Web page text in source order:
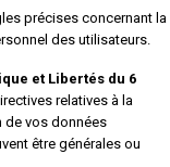
précises concernant la
des utilisateurs.
et Libertés du 6
relatives à la
de vos données
être générales ou